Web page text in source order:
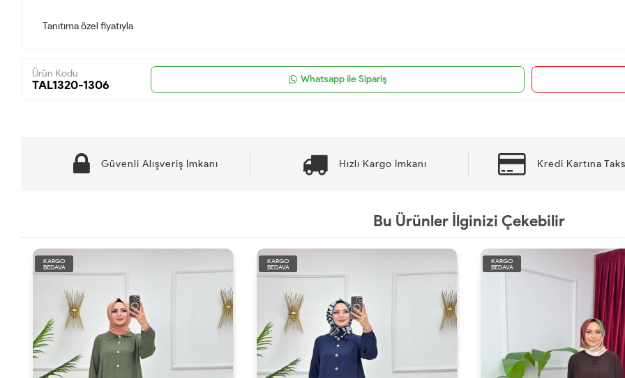
Tanıtıma özel fiyatıyla
Ürün Kodu
TAL1320-1306 Whatsapp ile Sipariş
Güvenli Alışveriş İmkanı Hızlı Kargo İmkanı Kredi Kartına
Bu Ürünler İlginizi Çekebilir
KARGO
BEDAVA
KARGO
BEDAVA
KARGO
BEDAVA